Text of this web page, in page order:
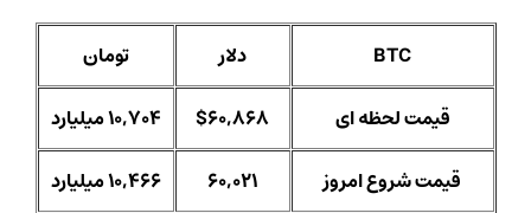
BTC دلار
تومان
قیمت لحظه ای
$60,868
10,704 میلیارد
قیمت شروع امروز
60,021
10,466 میلیارد